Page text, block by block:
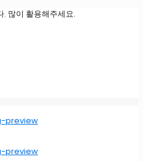
많이 활용해주세요.